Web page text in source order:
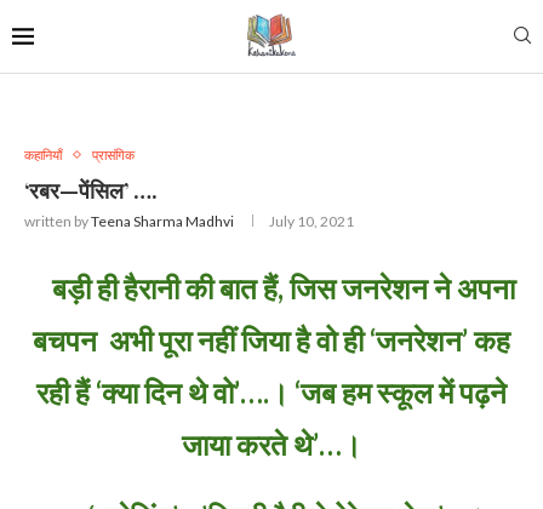
कहानियाँ प्रासंगिक
‘रबर—पेंसिल’ ….
written byTeena Sharma Madhvi July 10, 2021
बड़ी ही हैरानी की बात हैं, जिस जनरेशन ने अपना
बचपन अभी पूरा नहीं जिया है वो ही ‘जनरेशन’ कह
रही हैं ‘क्या दिन थे वो’….। ‘जब हम स्कूल में पढ़ने
जाया करते थे’…।